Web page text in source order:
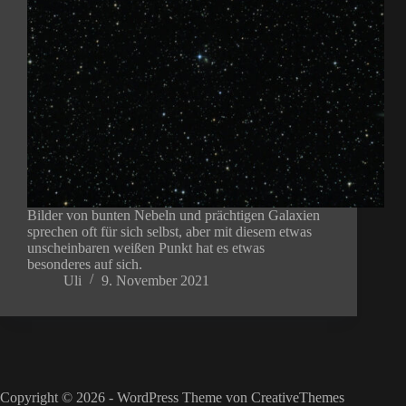
Bilder von bunten Nebeln und prächtigen Galaxien
sprechen oft für sich selbst, aber mit diesem etwas
unscheinbaren weißen Punkt hat es etwas
besonderes auf sich.
Uli
9. November 2021
Copyright © 2026 - WordPress Theme von CreativeThemes